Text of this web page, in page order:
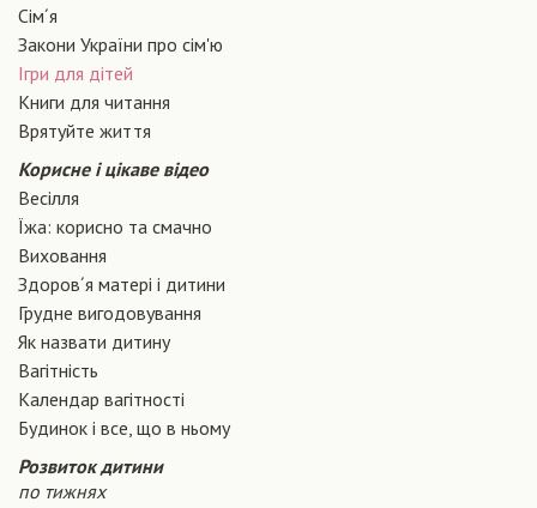
Сiм´я
Закони України про сiм'ю
Ігри для дітей
Книги для читання
Врятуйте життя
Корисне і цікаве відео
Весілля
Їжа: корисно та смачно
Виховання
Здоров´я матері і дитини
Грудне вигодовування
Як назвати дитину
Вагiтнiсть
Календар вагітності
Будинок і все, що в ньому
Розвиток дитини
по тижнях